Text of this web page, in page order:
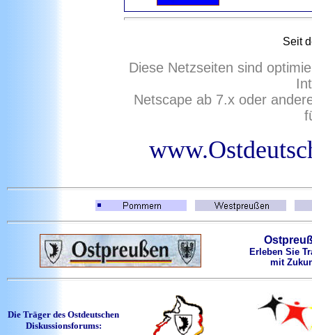
Seit
Diese Netzseiten sind
Netscape ab 7.x oder
Erleben Sie
mit
Die Träger des Ostdeutschen
Diskussionsforums: